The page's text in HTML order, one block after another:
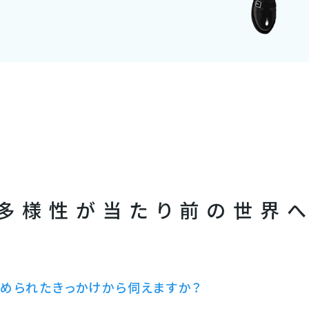
様性が当たり前の世界
れたきっかけから伺えますか？